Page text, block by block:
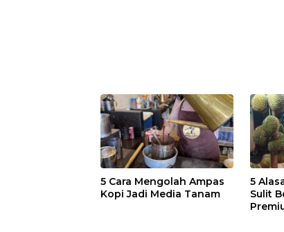
5 Cara Mengolah Ampas
Kopi Jadi Media Tanam
5
Sulit